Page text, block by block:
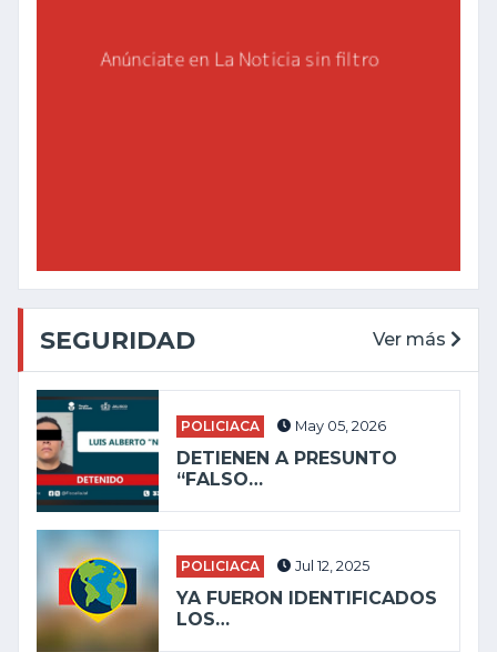
SEGURIDAD Ver más
POLICIACA May 05, 2026
DETIENEN A PRESUNTO
“FALSO…
POLICIACA Jul 12, 2025
YA FUERON IDENTIFICADOS
LOS…